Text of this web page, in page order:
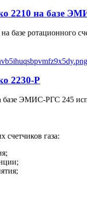
2210 на базе
базе ротационного
2230-Р
ЭМИС-РГС 245
счетчиков газа: